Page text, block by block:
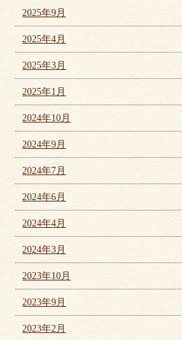
2025年9月
2025年4月
2025年3月
2025年1月
2024年10月
2024年9月
2024年7月
2024年6月
2024年4月
2024年3月
2023年10月
2023年9月
2023年2月